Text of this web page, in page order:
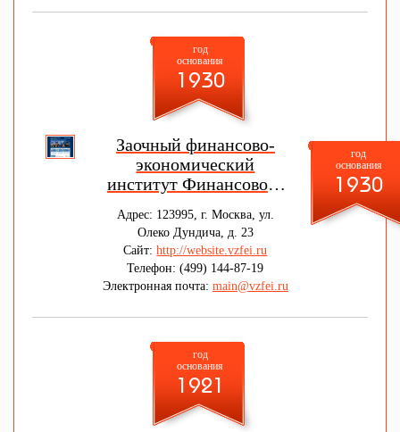
год
основания
1930
Заочный финансово-
экономический
институт Финансового
Правительстве
Российской федерации
Адрес: 123995, г. Москва, ул.
Олеко Дундича, д. 23
Сайт:http://website.vzfei.ru
Телефон: (499) 144-87-19
Электронная почта: main@vzfei.ru
год
основания
1930
год
основания
1921